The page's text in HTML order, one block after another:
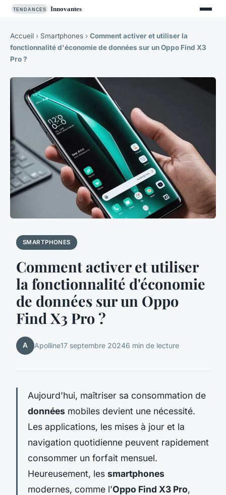
Accueil › Smartphones › Comment activer et utiliser la
fonctionnalité d'économie de données sur un Oppo Find X3
Pro ?
SMARTPHONES
Comment activer et utiliser
la fonctionnalité d'économie
de données sur un Oppo
Find X3 Pro ?
A Apolline17 septembre 20246 min de lecture
Aujourd’hui, maîtriser sa consommation de
données mobiles devient une nécessité.
Les applications, les mises à jour et la
navigation quotidienne peuvent rapidement
consommer un forfait mensuel.
Heureusement, les smartphones
modernes, comme l’Oppo Find X3 Pro,